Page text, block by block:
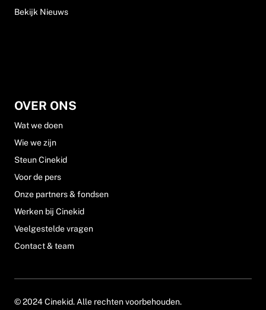
Bekijk Nieuws
OVER ONS
Wat we doen
Wie we zijn
Steun Cinekid
Voor de pers
Onze partners & fondsen
Werken bij Cinekid
Veelgestelde vragen
Contact & team
© 2024 Cinekid. Alle rechten voorbehouden.